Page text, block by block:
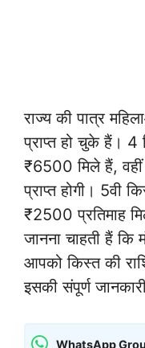
राज्य की पात्र
प्राप्त हो चुके हैं।
₹6500 मिले हैं,
प्राप्त होगी। 5वी
₹2500 प्रतिमाह
जानना चाहती हैं कि
आपको किस्त की
इसकी संपूर्ण
WhatsApp